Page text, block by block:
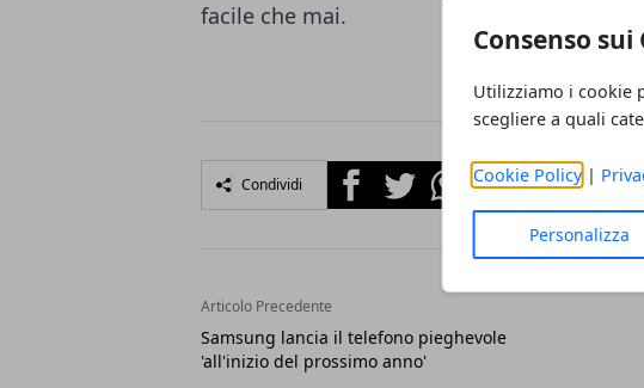
Consenso sui
Utilizziamo i cookie
scegliere a quali
Cookie Policy|
Personalizza
facile che mai.
Condividi FacebookTwitterWhatsapp
Articolo Precedente
Samsung lancia il telefono pieghevole
'all'inizio del prossimo anno'